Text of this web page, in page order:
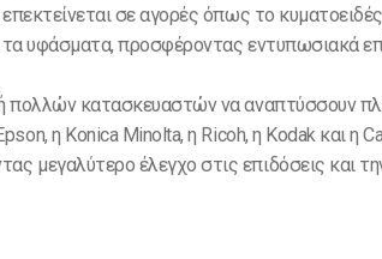
σε αγορές όπως το
τα υφάσματα, προσφέροντας εντυπωσιακά
πολλών κατασκευαστών να αναπτύσσουν
η Konica Minolta, η Ricoh, η Kodak και η
μεγαλύτερο έλεγχο στις επιδόσεις και